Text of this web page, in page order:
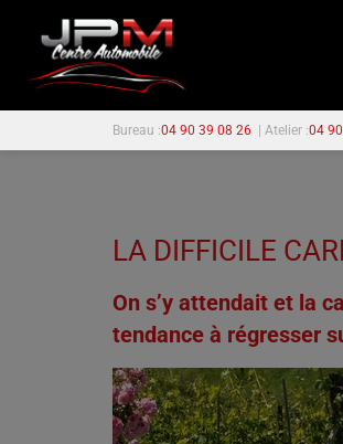
Bureau :04 90 39 08 26 | Atelier :04
LA DIFFICILE
On s’y attendait et la
tendance à régresser